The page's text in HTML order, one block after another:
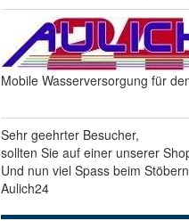
Mobile Wasserversorgung für
Sehr geehrter Besucher,
sollten Sie auf einer unserer
Und nun viel Spass beim
Aulich24